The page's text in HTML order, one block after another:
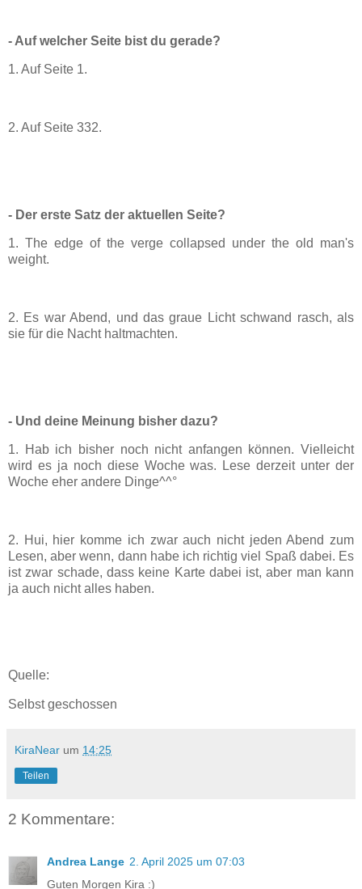
- Auf welcher Seite bist du gerade?
1. Auf Seite 1.
2. Auf Seite 332.
- Der erste Satz der aktuellen Seite?
1. The edge of the verge collapsed under the old man's
weight.
2. Es war Abend, und das graue Licht schwand rasch, als
sie für die Nacht haltmachten.
- Und deine Meinung bisher dazu?
1. Hab ich bisher noch nicht anfangen können. Vielleicht
wird es ja noch diese Woche was. Lese derzeit unter der
Woche eher andere Dinge^^°
2. Hui, hier komme ich zwar auch nicht jeden Abend zum
Lesen, aber wenn, dann habe ich richtig viel Spaß dabei. Es
ist zwar schade, dass keine Karte dabei ist, aber man kann
ja auch nicht alles haben.
Quelle:
Selbst geschossen
KiraNear um 14:25
Teilen
2 Kommentare:
Andrea Lange 2. April 2025 um 07:03
Guten Morgen Kira :)